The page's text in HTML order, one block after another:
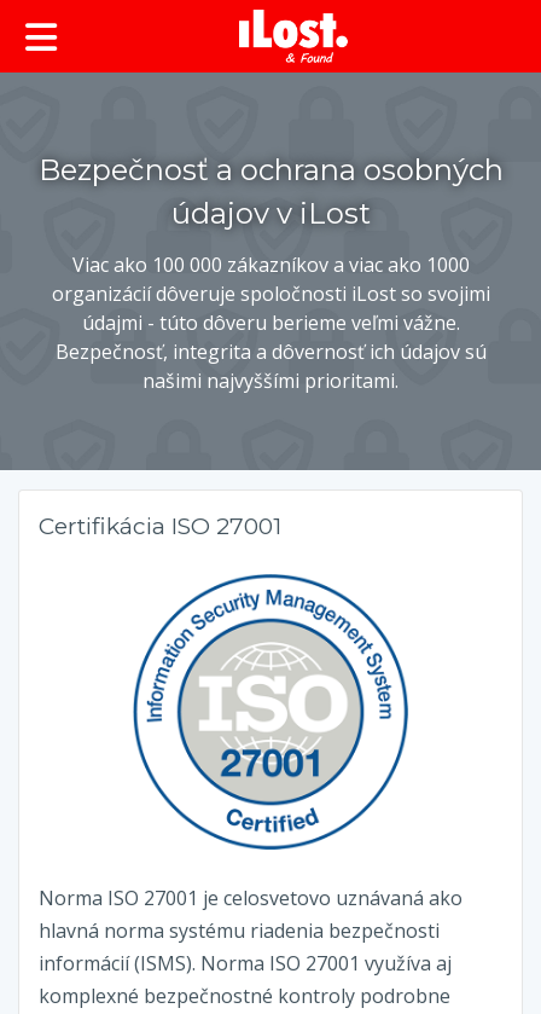
Bezpečnosť a ochrana osobných
údajov v iLost
Viac ako 100 000 zákazníkov a viac ako 1000
organizácií dôveruje spoločnosti iLost so svojimi
údajmi - túto dôveru berieme veľmi vážne.
Bezpečnosť, integrita a dôvernosť ich údajov sú
našimi najvyššími prioritami.
Certifikácia ISO 27001
Norma ISO 27001 je celosvetovo uznávaná ako
hlavná norma systému riadenia bezpečnosti
informácií (ISMS). Norma ISO 27001 využíva aj
komplexné bezpečnostné kontroly podrobne